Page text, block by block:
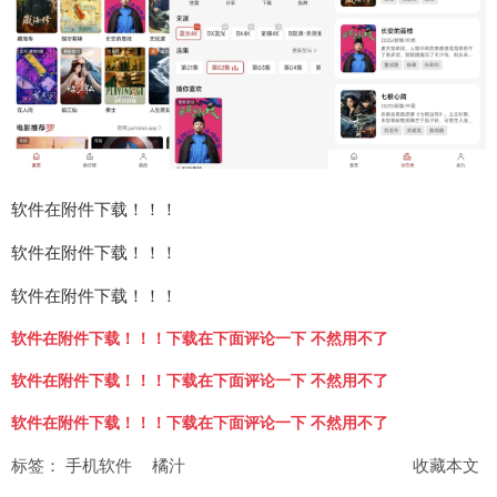
软件在附件下载！！！
软件在附件下载！！！
软件在附件下载！！！
软件在附件下载！！！下载在下面评论一下 不然用不了
软件在附件下载！！！下载在下面评论一下 不然用不了
软件在附件下载！！！下载在下面评论一下 不然用不了
收藏本文
标签： 手机软件 橘汁